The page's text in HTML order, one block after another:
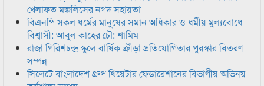
খেলাফত মজলিসের নগদ সহায়তা
বিএনপি সকল ধর্মের মানুষের সমান অধিকার ও ধর্মীয় মুল্যবোধে
বিশ্বাসী: আবুল কাহের চৌ: শামিম
রাজা গিরিশচন্দ্র স্কুলে বার্ষিক ক্রীড়া প্রতিযোগিতার পুরস্কার বিতরণ
সম্পন্ন
সিলেটে বাংলাদেশ গ্রুপ থিয়েটার ফেডারেশানের বিভাগীয় অভিনয়